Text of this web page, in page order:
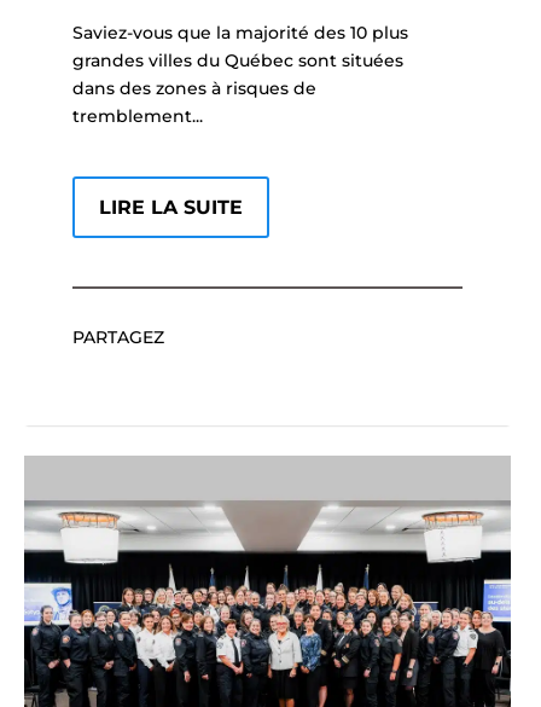
Saviez-vous que la majorité des 10 plus
grandes villes du Québec sont situées
dans des zones à risques de
tremblement...
LIRE LA SUITE
PARTAGEZ